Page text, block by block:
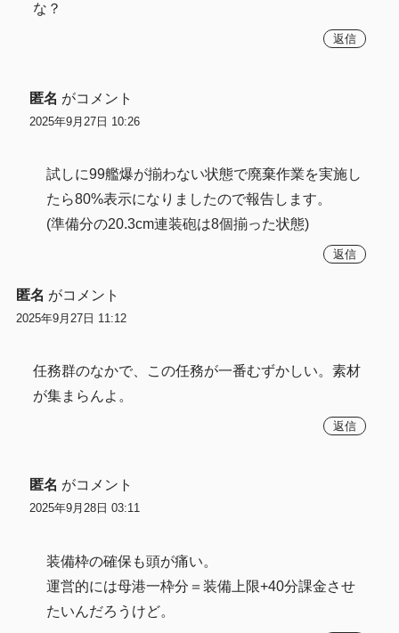
な？
返信
匿名 がコメント
2025年9月27日 10:26
試しに99艦爆が揃わない状態で廃棄作業を実施し
たら80%表示になりましたので報告します。
(準備分の20.3cm連装砲は8個揃った状態)
返信
匿名 がコメント
2025年9月27日 11:12
任務群のなかで、この任務が一番むずかしい。素材
が集まらんよ。
返信
匿名 がコメント
2025年9月28日 03:11
装備枠の確保も頭が痛い。
運営的には母港一枠分＝装備上限+40分課金させ
たいんだろうけど。